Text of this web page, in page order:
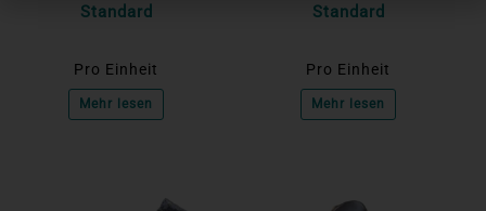
Standard
Pro Einheit
Mehr lesen
Standard
Pro Einheit
Mehr lesen